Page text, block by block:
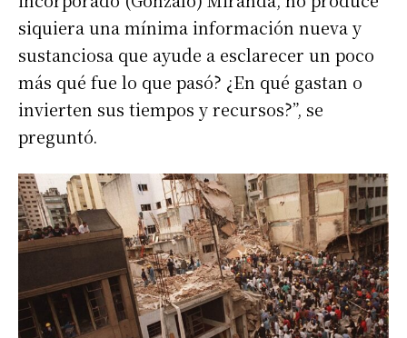
siquiera una mínima información nueva y
sustanciosa que ayude a esclarecer un poco
más qué fue lo que pasó? ¿En qué gastan o
invierten sus tiempos y recursos?”, se
preguntó.